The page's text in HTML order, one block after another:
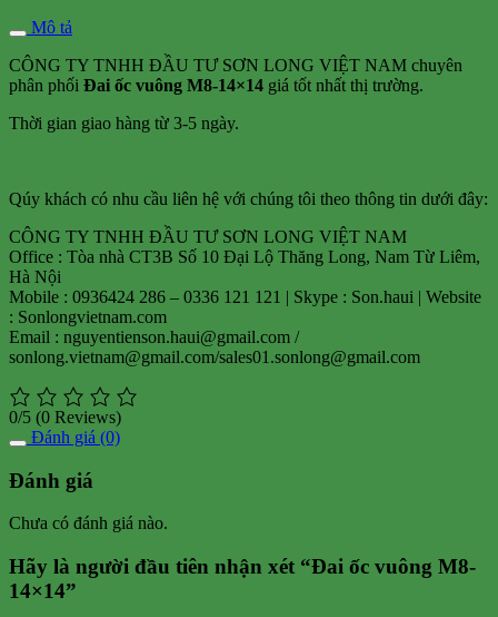
Mô tả
CÔNG TY TNHH ĐẦU TƯ SƠN LONG VIỆT NAM chuyên
phân phối Đai ốc vuông M8-14×14 giá tốt nhất thị trường.
Thời gian giao hàng từ 3-5 ngày.
Qúy khách có nhu cầu liên hệ với chúng tôi theo thông tin dưới đây:
CÔNG TY TNHH ĐẦU TƯ SƠN LONG VIỆT NAM
Office : Tòa nhà CT3B Số 10 Đại Lộ Thăng Long, Nam Từ Liêm,
Hà Nội
Mobile : 0936424 286 – 0336 121 121 | Skype : Son.haui | Website
: Sonlongvietnam.com
Email : nguyentienson.haui@gmail.com /
sonlong.vietnam@gmail.com/sales01.sonlong@gmail.com
0/5 (0 Reviews)
Đánh giá (0)
Đánh giá
Chưa có đánh giá nào.
Hãy là người đầu tiên nhận xét “Đai ốc vuông M8-
14×14”